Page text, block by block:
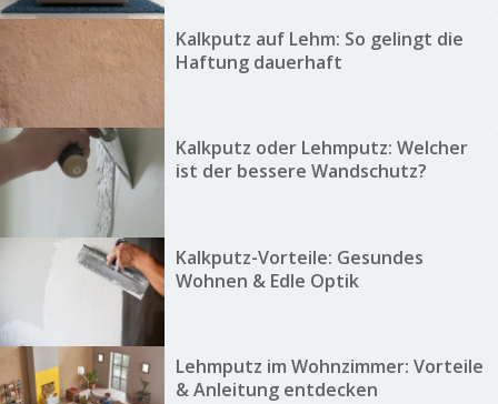
Kalkputz auf Lehm: So gelingt die
Haftung dauerhaft
Kalkputz oder Lehmputz: Welcher
ist der bessere Wandschutz?
Kalkputz-Vorteile: Gesundes
Wohnen & Edle Optik
Lehmputz im Wohnzimmer: Vorteile
& Anleitung entdecken